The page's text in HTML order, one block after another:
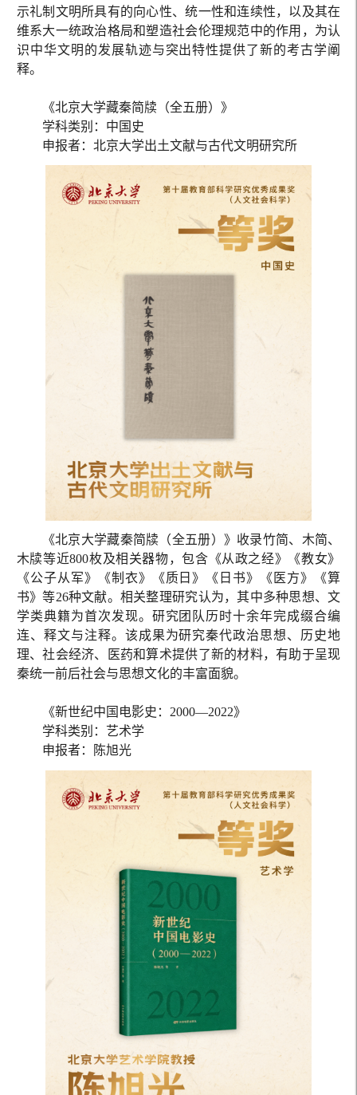
示礼制文明所具有的向心性、统一性和连续性，以及其在
维系大一统政治格局和塑造社会伦理规范中的作用，为认
识中华文明的发展轨迹与突出特性提供了新的考古学阐
释。
《北京大学藏秦简牍（全五册）》
学科类别：中国史
申报者：北京大学出土文献与古代文明研究所
《北京大学藏秦简牍（全五册）》收录竹简、木简、
木牍等近800枚及相关器物，包含《从政之经》《教女》
《公子从军》《制衣》《质日》《日书》《医方》《算
书》等26种文献。相关整理研究认为，其中多种思想、文
学类典籍为首次发现。研究团队历时十余年完成缀合编
连、释文与注释。该成果为研究秦代政治思想、历史地
理、社会经济、医药和算术提供了新的材料，有助于呈现
秦统一前后社会与思想文化的丰富面貌。
《新世纪中国电影史：2000—2022》
学科类别：艺术学
申报者：陈旭光